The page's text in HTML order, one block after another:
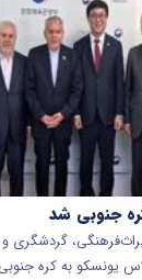
جنوبی شد
گردشگری
یونسکو به کره